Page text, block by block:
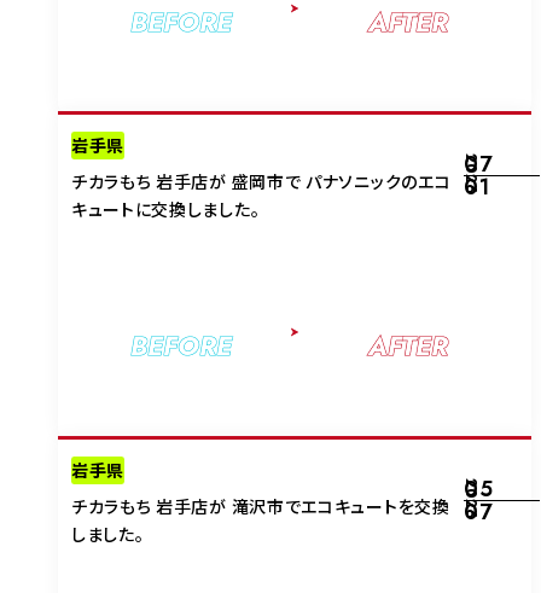
BEFORE AFTER
岩手県
チカラもち 岩手店が 盛岡市で パナソニックのエコ
キュートに交換しました。
2026
07
01
BEFORE AFTER
岩手県
チカラもち 岩手店が 滝沢市でエコキュートを交換
しました。
2026
05
07